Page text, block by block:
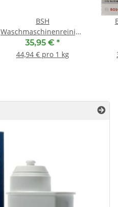
BSH
Waschmaschinenreiniger
00311929 ( Nachfolger
00312520 )
35,95 € *
44,94 € pro 1 kg